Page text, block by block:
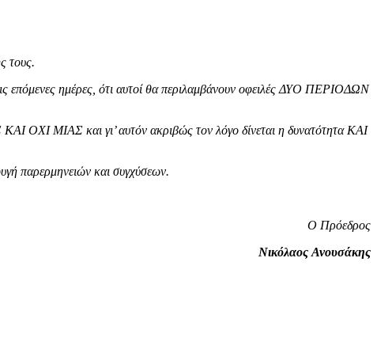
τους.
ημέρες, ότι αυτοί θα περιλαμβάνουν οφειλές ΔΥΟ ΠΕΡΙΟΔΩΝ
ΜΙΑΣ και γι’ αυτόν ακριβώς τον λόγο δίνεται η δυνατότητα ΚΑΙ
παρερμηνειών και συγχύσεων.
Ο Πρόεδρος
Νικόλαος Ανουσάκης